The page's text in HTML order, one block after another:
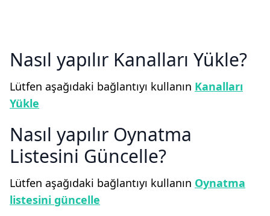
Nasıl yapılır Kanalları Yükle
Lütfen aşağıdaki bağlantıyı kullanın Kanalları
Yükle
Nasıl yapılır Oynatma
Listesini Güncelle
Lütfen aşağıdaki bağlantıyı kullanın Oynatma
listesini güncelle